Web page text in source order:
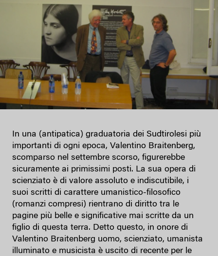
In una (antipatica) graduatoria dei Sudtirolesi più
importanti di ogni epoca, Valentino Braitenberg,
scomparso nel settembre scorso, figurerebbe
sicuramente ai primissimi posti. La sua opera di
scienziato è di valore assoluto e indiscutibile, i
suoi scritti di carattere umanistico-filosofico
(romanzi compresi) rientrano di diritto tra le
pagine più belle e significative mai scritte da un
figlio di questa terra. Detto questo, in onore di
Valentino Braitenberg uomo, scienziato, umanista
illuminato e musicista è uscito di recente per le